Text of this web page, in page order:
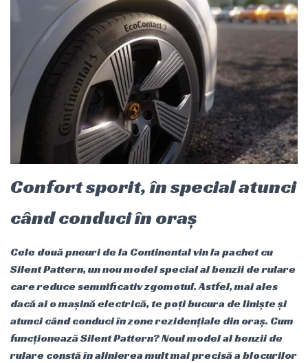
Confort sporit, în special atunci
când conduci în oraș
Cele două pneuri de la Continental vin la pachet cu
Silent Pattern, un nou model special al benzii de rulare
care reduce semnificativ zgomotul. Astfel, mai ales
dacă ai o mașină electrică, te poți bucura de liniște și
atunci când conduci în zone rezidențiale din oraș. Cum
funcționează Silent Pattern? Noul model al benzii de
rulare constă în alinierea mult mai precisă a blocurilor